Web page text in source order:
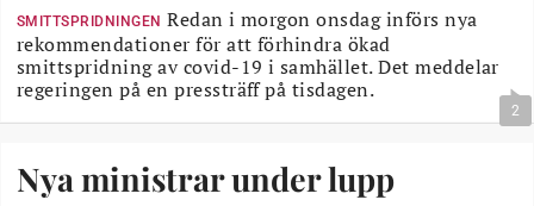
SMITTSPRIDNINGEN Redan i morgon onsdag införs nya
rekommendationer för att förhindra ökad
smittspridning av covid-19 i samhället. Det meddelar
regeringen på en pressträff på tisdagen.
2
Nya ministrar under lupp